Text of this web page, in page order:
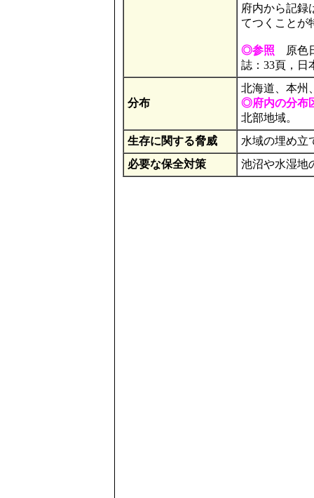
府内から記録
てつくことが
◎参照 原色
誌：33頁，日
分布
北海道、本州
◎府内の分布
北部地域。
生存に関する脅威
水域の埋め立
必要な保全対策
池沼や水湿地